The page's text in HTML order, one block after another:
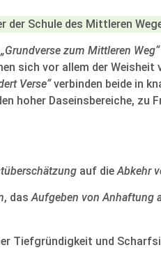
Schule des Mittleren
„Grundverse zum Mittleren Weg“
sich vor allem der Weisheit
Verse“verbinden beide in
hoher Daseinsbereiche, zu
auf die Abkehr
, dasAufgeben von Anhaftung
Tiefgründigkeit und